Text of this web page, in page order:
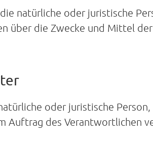
natürliche oder juristische
über die Zwecke und Mittel
oder juristische
Auftrag des Verantwortlichen